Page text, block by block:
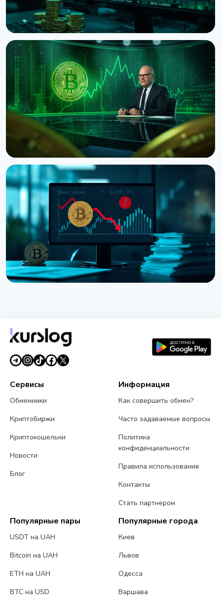
НОВОСТЬ
Bitcoin показывает death cross несмотря на
скачок до $65 300 на данных США
8 августа 2026 г.5 мин чтения
Ведущий CNBC Джим Крамер продает Bitcoin из-
за квантовой угрозы от IBM
5 августа 2026 г. 4 мин чтения
31 июля 2026 г.5 мин чтения
Сервисы
Обменники
Криптобиржи
Криптокошельки
Новости
Блог
Информация
Как совершить обмен?
Часто задаваемые вопросы
Политика
конфиденциальности
Правила использования
Контакты
Стать партнером
Популярные пары
USDT на UAH
Bitcoin на UAH
ETH на UAH
BTC на USD
Популярные города
Киев
Львов
Одесса
Варшава